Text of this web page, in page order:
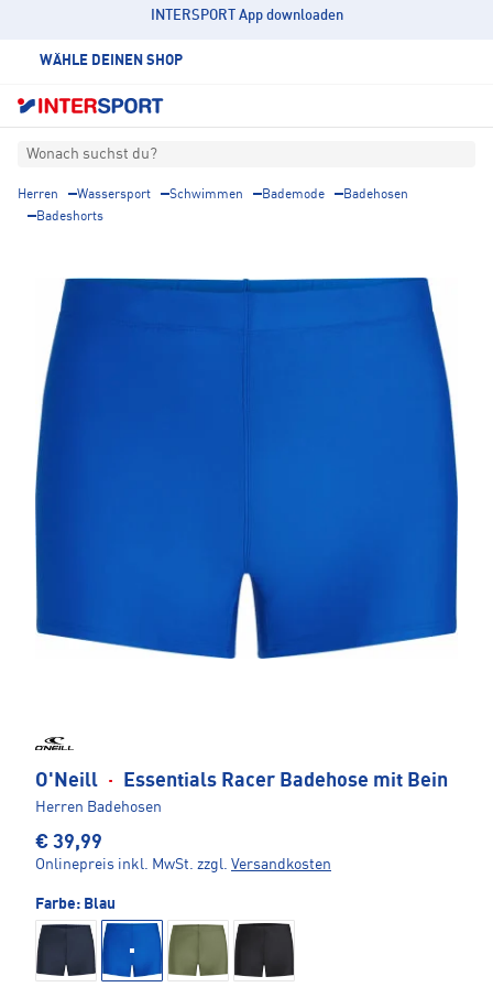
INTERSPORT App downloaden
WÄHLE DEINEN SHOP
Wonach suchst du?
Herren Wassersport Schwimmen Bademode
Badehosen
Badeshorts
O'Neill · Essentials Racer Badehose mit Bein
Herren Badehosen
€ 39,99
Onlinepreis inkl. MwSt. zzgl. Versandkosten
Farbe: Blau